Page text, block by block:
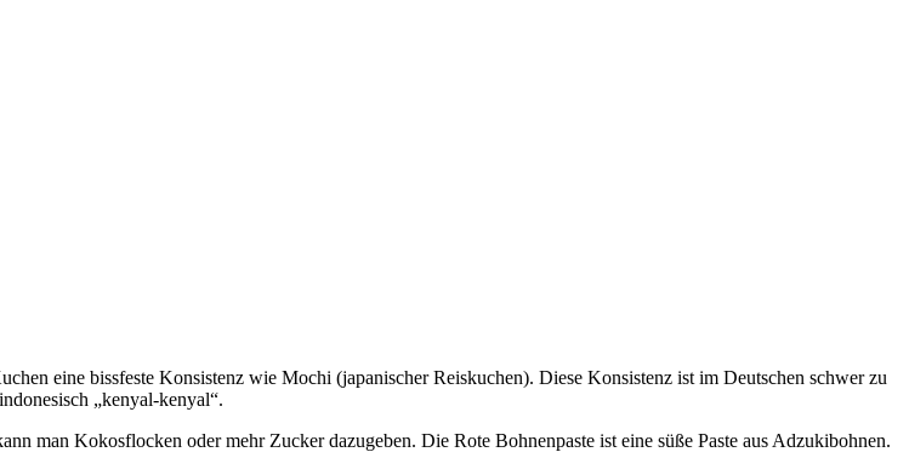
eine bissfeste Konsistenz wie Mochi (japanischer Reiskuchen). Diese Konsistenz ist im Deutschen schwer zu
„kenyal-kenyal“.
man Kokosflocken oder mehr Zucker dazugeben. Die Rote Bohnenpaste ist eine süße Paste aus Adzukibohnen.